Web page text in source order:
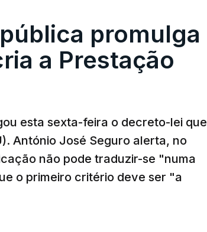
promulga
a Prestação
esta sexta-feira o decreto-lei que
António José Seguro alerta, no
não pode traduzir-se "numa
o primeiro critério deve ser "a